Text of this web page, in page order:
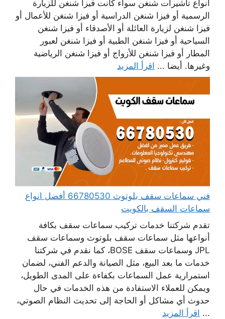
أنواع تأشيرات شنغن سواء كانت فيزا شنغن للزيارة
الرسمية أو فيزا شنغن الدراسية أو فيزا شنغن للأعمال أو
فيزا شنغن لزيارة العائلة أو الأصدقاء أو فيزا شنغن
السياحية أو فيزا شنغن الطبية أو فيزا شنغن لعبور
المطار أو فيزا شنغن للأزواج أو فيزا شنغن الرياضية
وغيرها. أيضا ... اقرأ المزيد
فني سماعات سقف بلوتوث 66780530 أفضل انواع
سماعات السقف بالكويت
تقدم شركتنا خدمات تركيب سماعات سقف بكافة
أنواعها مثل سماعات سقف بلوتوث وسماعات سقف
JPL وسماعات سقف BOSE، كما نقدم في شركتنا
خدمات ما بعد البيع، مثل الصيانة والدعم الفني، لضمان
استمرارية عمل السماعات بكفاءة على المدى الطويل،
ويمكن للعملاء الاستفادة من هذه الخدمات في حال
حدوث أي مشاكل أو الحاجة إلى تحديث النظام الصوتي،
... اقرأ المزيد